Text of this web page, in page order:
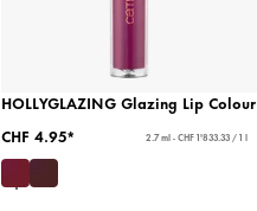
HOLLYGLAZING Glazing Lip Colour
CHF 4.95*
2.7 ml - CHF 1'833.33 / 1 l